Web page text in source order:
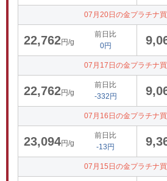
07月20日の金プラチナ
22,762円/g
前日比
0円
07月17日の金プラチナ
22,762円/g
前日比
-332円
07月16日の金プラチナ
23,094円/g
前日比
-13円
07月15日の金プラチナ